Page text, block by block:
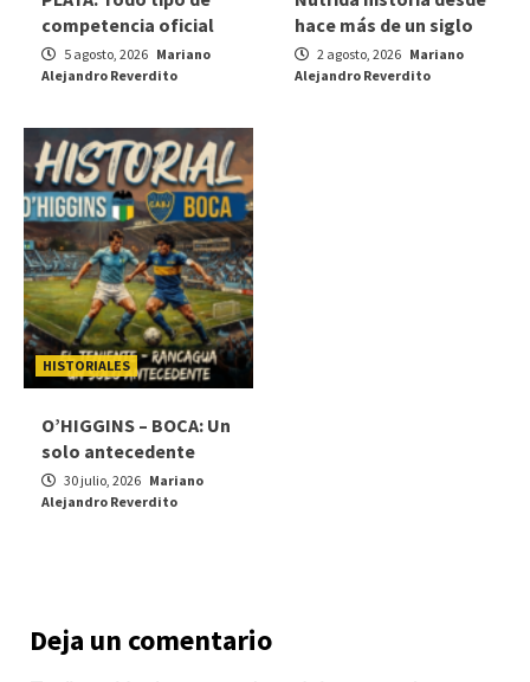
competencia oficial
5 agosto, 2026 Mariano
Alejandro Reverdito
hace más de un siglo
2 agosto, 2026 Mariano
Alejandro Reverdito
HISTORIALES
O’HIGGINS – BOCA: Un
solo antecedente
30 julio, 2026 Mariano
Alejandro Reverdito
Deja un comentario